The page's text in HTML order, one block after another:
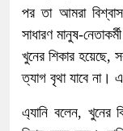
পর তা আমরা
সাধারণ মানুষ-
খুনের শিকার হয়েছে,
ত্যাগ বৃথা যাবে না।
এ্যানি বলেন, খুনের